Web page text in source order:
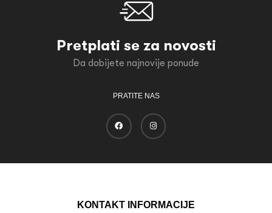
Pretplati se za novosti
Da dobijete najnovije ponude
PRATITE NAS
KONTAKT INFORMACIJE